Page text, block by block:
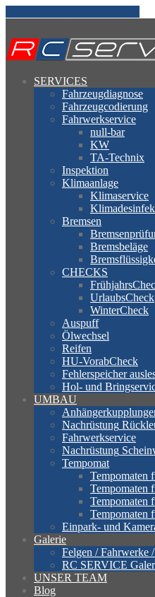
SERVICES
Fahrzeugdiagnose
Fahrzeugcodierung
Fahrwerkservice
null-bar
KW
TA-Technix
Inspektion
Klimaanlage
Klimaservice
Bremsen
Bremsbeläge
CHECKS
UrlaubsCheck
WinterCheck
Auspuff
Ölwechsel
Reifen
HU-VorabCheck
Fehlerspeicher
Hol- und
UMBAU
Nachrüstung
Fahrwerkservice
Nachrüstung
Tempomat
Tempomaten
Tempomaten
Tempomaten
Tempomaten
Einpark- und
Galerie
Felgen / Fahrwerke
RC SERVICE
UNSER TEAM
Blog